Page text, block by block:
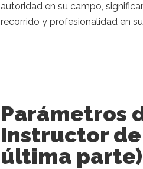
autoridad en su campo,
recorrido y profesionalidad en
Parámetros
Instructor de
última parte)